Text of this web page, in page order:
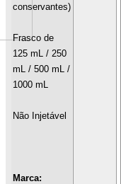
conservantes)
Frasco de
125 mL / 250
mL / 500 mL /
1000 mL
Não Injetável
Marca: